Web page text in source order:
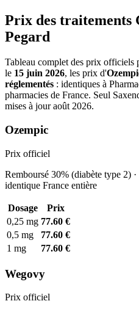
Prix des traitements
Pegard
Tableau complet des prix officiels
le 15 juin 2026, les prix d'
réglementés : identiques à
pharmacies de France. Seul
mises à jour août 2026.
Ozempic
Prix officiel
Remboursé 30% (diabète type 2)
identique France entière
Dosage
Prix
0,25 mg 77.60 €
0,5 mg
77.60 €
1 mg
77.60 €
Wegovy
Prix officiel